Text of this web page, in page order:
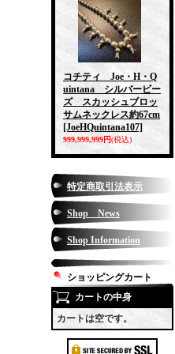
コチティ Joe・H・Q
uintana シルバービー
ズ スカッシュブロッ
サムネックレス約67cm
[JoeHQuintana107]
999,999,999円(税込)
特定商取引法表示
Shop News
Shop Information
ショッピングカート
カートの中身
カートは空です。